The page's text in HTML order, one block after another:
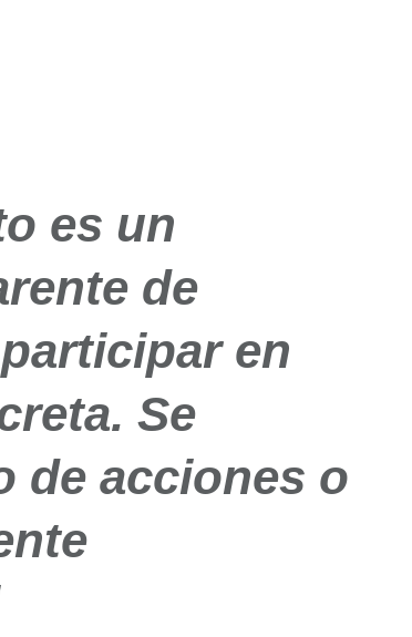
es un
de
en
Se
de acciones o